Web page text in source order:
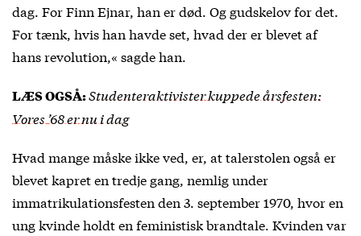
dag. For Finn Ejnar, han er død. Og gudskelov for det.
For tænk, hvis han havde set, hvad der er blevet af
hans revolution,« sagde han.
LÆS OGSÅ:Studenteraktivister kuppede årsfesten:
Vores ’68 er nu i dag
Hvad mange måske ikke ved, er, at talerstolen også er
blevet kapret en tredje gang, nemlig under
immatrikulationsfesten den 3. september 1970, hvor en
ung kvinde holdt en feministisk brandtale. Kvinden var